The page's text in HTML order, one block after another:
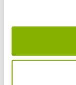
Öffentlicher